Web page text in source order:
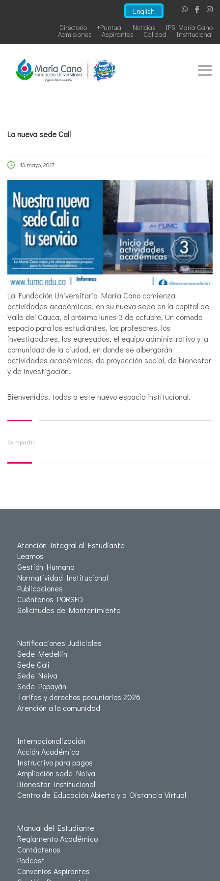
English
IPS María Cano
Noticias
+Puntual
Directorio
Institucional
Calidad
Aspirantes
Admisiones
La nueva sede Cali
13 mayo, 2017
La Fundación Universitaria María Cano comienza
actividades académicas, en su nueva sede en la capital de
Valle del Cauca, el próximo lunes 3 de octubre. Un cómodo
espacio para los estudiantes, los profesores, los
investigadores, los egresados, el equipo administrativo y la
comunidad de la ciudad, en donde se albergarán
actividades académicas, de proyección social, de bienestar
y de investigación.
Bienvenidos, todos a este nuevo espacio institucional.
Compartir:
Atención Integral al Estudiante
Leamos
Gestión Humana
Normatividad Institucional
Publicaciones
Cuéntanos PQRSFD
Solicitudes de Mantenimiento
Notificaciones Judiciales
Sede Medellín
Sede Cali
Sede Neiva
Sede Popayán
Tarifas y derechos pecuniarios 2026
Atención a la comunidad
Internacionalización
Acción Académica
Instructivo para pagos
Ampliación sede Neiva
Bienestar Institucional
Centro de Educación Abierta y a Distancia Virtual
Manual del Estudiante
Reglamento Académico
Contáctenos
Podcast
Convenios Aspirantes